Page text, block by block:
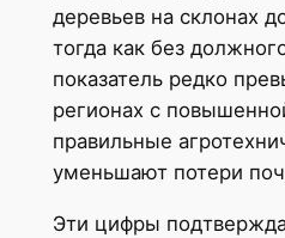
деревьев на склонах
тогда как без
показатель редко
регионах с
правильные
уменьшают потери
Эти цифры